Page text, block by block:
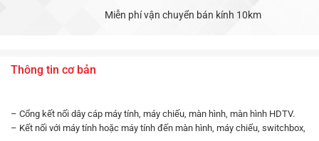
Miễn phí vận chuyển bán kính 10km
Thông tin cơ bản
– Cổng kết nối dây cáp máy tính, máy chiếu, màn hình, màn hình HDTV.
– Kết nối với máy tính hoặc máy tính đến màn hình, máy chiếu, switchbox,